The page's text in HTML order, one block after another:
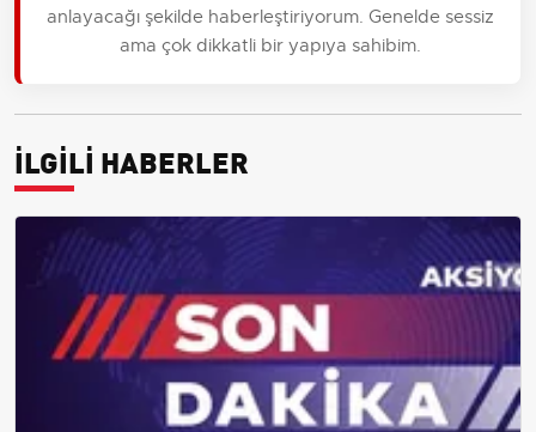
anlayacağı şekilde haberleştiriyorum. Genelde sessiz
ama çok dikkatli bir yapıya sahibim.
İLGİLİ HABERLER